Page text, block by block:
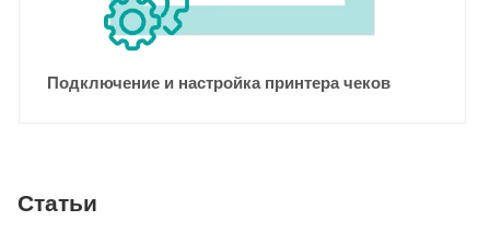
Подключение и настройка принтера чеков
Статьи